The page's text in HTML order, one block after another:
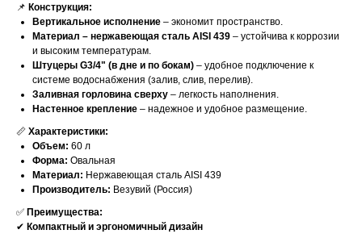
📌 Конструкция:
Вертикальное исполнение – экономит пространство.
Материал – нержавеющая сталь AISI 439 – устойчива к коррозии
и высоким температурам.
Штуцеры G3/4" (в дне и по бокам) – удобное подключение к
системе водоснабжения (залив, слив, перелив).
Заливная горловина сверху – легкость наполнения.
Настенное крепление – надежное и удобное размещение.
📏 Характеристики:
Объем: 60 л
Форма: Овальная
Материал: Нержавеющая сталь AISI 439
Производитель: Везувий (Россия)
✅ Преимущества:
✔ Компактный и эргономичный дизайн